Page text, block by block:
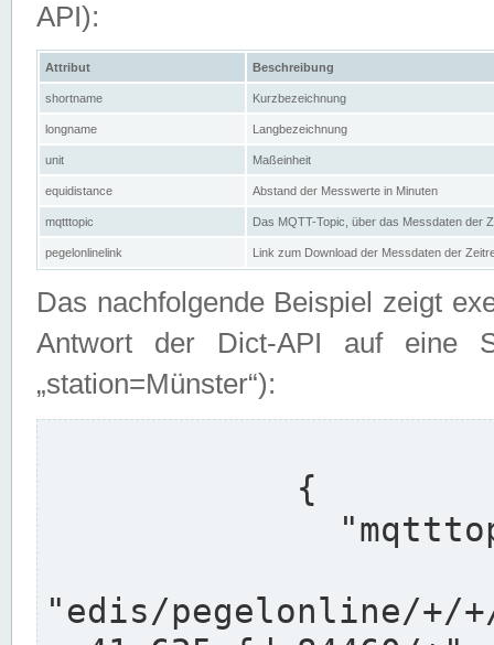
API):
Attribut Beschreibung
shortname Kurzbezeichnung
longname Langbezeichnung
unit Maßeinheit
equidistance Abstand der Messwerte in Minuten
mqtttopic Das MQTT-Topic, über das Messdaten der
pegelonlinelink Link zum Download der Messdaten der
Das nachfolgende Beispiel zeigt
Antwort der Dict-API auf eine
„station=Münster“):
"edis/pegelonline/+/